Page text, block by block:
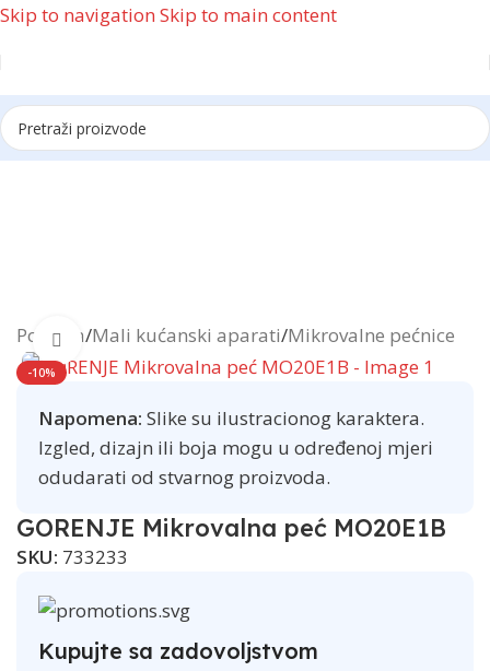
Skip to navigation Skip to main content
Reklama
Početna/Mali kućanski aparati/Mikrovalne pećnice
-10%
Click to enlarge
Napomena: Slike su ilustracionog karaktera.
Izgled, dizajn ili boja mogu u određenoj mjeri
odudarati od stvarnog proizvoda.
GORENJE Mikrovalna peć MO20E1B
SKU: 733233
Kupujte sa zadovoljstvom